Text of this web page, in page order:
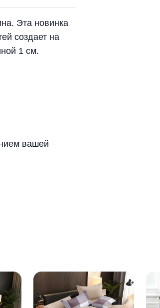
Эта новинка
создает на
1 см.
вашей